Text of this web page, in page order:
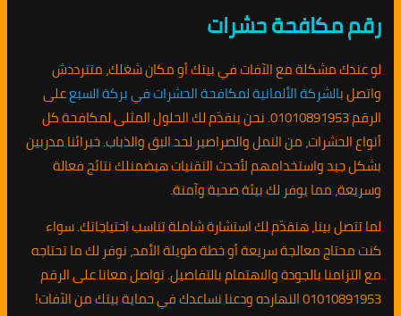
رقم مكافحة حشرات
لو عندك مشكلة مع الآفات في بيتك أو مكان شغلك، متترددش
واتصل بالشركة الألمانية لمكافحة الحشرات في بركة السبععلى
الرقم 01010891953. نحن بنقدّم لك الحلول المثلى لمكافحة كل
أنواع الحشرات، من النمل والصراصير لحد البق والذباب. خبرائنا مدربين
بشكل جيد واستخدامهم لأحدث التقنيات هيضمنلك نتائج فعالة
وسريعة، مما يوفر لك بيئة صحية وآمنة.
لما تتصل بينا، هنقدّم لك استشارة شاملة تناسب احتياجاتك. سواء
كنت محتاج معالجة سريعة أو خطة طويلة الأمد، نوفر لك ما تحتاجه
مع التزامنا بالجودة والاهتمام بالتفاصيل. تواصل معانا على الرقم
01010891953 النهارده ودعنا نساعدك في حماية بيتك من الآفات!